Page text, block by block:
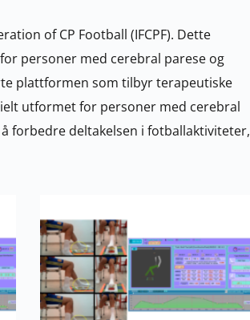
of CP Football (IFCPF). Dette
personer med cerebral parese og
plattformen som tilbyr terapeutiske
utformet for personer med cerebral
forbedre deltakelsen i fotballaktiviteter,